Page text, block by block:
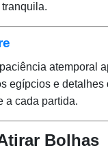
atemporal
egípcios e
a cada partida.
Bolhas